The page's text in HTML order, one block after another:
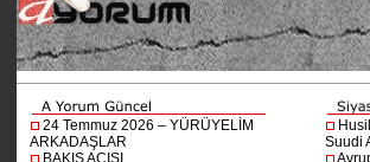
24 Temmuz 2026 – YÜRÜYELİM
ARKADAŞLAR
BAKIŞ AÇISI
Suudi